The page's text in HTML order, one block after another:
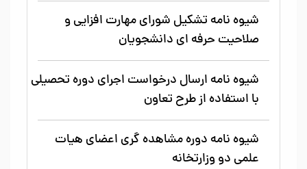
شیوه نامه تشکیل شورای مهارت افزایی و
صلاحیت حرفه ای دانشجویان
شیوه نامه ارسال درخواست اجرای دوره تحصیلی
با استفاده از طرح تعاون
شیوه نامه دوره مشاهده گری اعضای هیات
علمی دو وزارتخانه